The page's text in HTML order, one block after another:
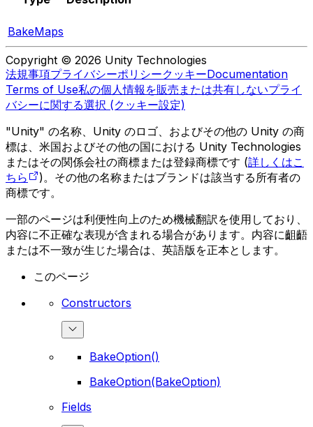
BakeMaps
Copyright © 2026 Unity Technologies
法規事項プライバシーポリシークッキーDocumentation
Terms of Use私の個人情報を販売または共有しないプライ
バシーに関する選択 (クッキー設定)
"Unity" の名称、Unity のロゴ、およびその他の Unity の商
標は、米国およびその他の国における Unity Technologies
またはその関係会社の商標または登録商標です (詳しくはこ
ちら
)。その他の名称またはブランドは該当する所有者の
商標です。
一部のページは利便性向上のため機械翻訳を使用しており、
内容に不正確な表現が含まれる場合があります。内容に齟齬
または不一致が生じた場合は、英語版を正本とします。
このページ
Constructors
BakeOption()
BakeOption(BakeOption)
Fields